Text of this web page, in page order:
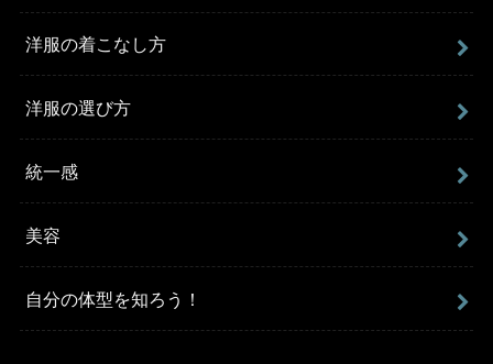
洋服の着こなし方
洋服の選び方
統一感
美容
自分の体型を知ろう！